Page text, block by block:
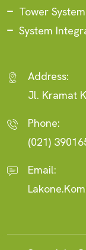
Tower System
System
Address:
Jl. Kramat
Phone:
(021)
Email: